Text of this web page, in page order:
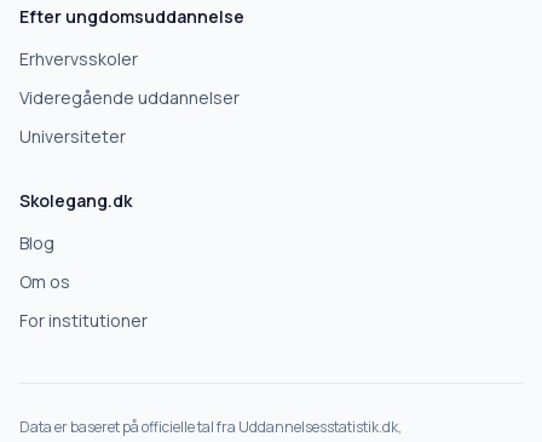
Efter ungdomsuddannelse
Erhvervsskoler
Videregående uddannelser
Universiteter
Skolegang.dk
Blog
Om os
For institutioner
Data er baseret på officielle tal fra Uddannelsesstatistik.dk,